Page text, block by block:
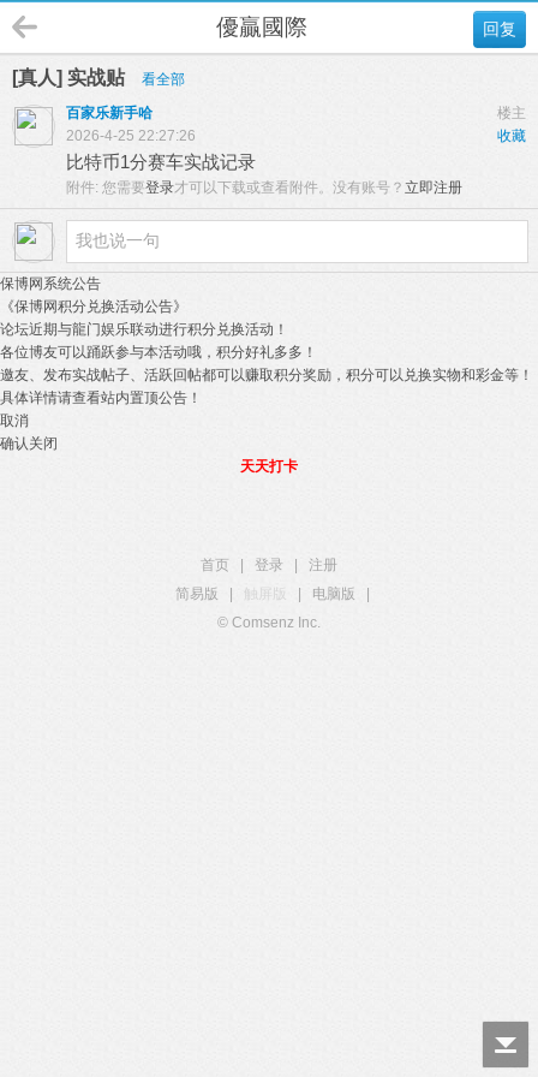
回复
優贏國際
[真人] 实战贴
看全部
楼主
百家乐新手哈
收藏
2026-4-25 22:27:26
比特币1分赛车实战记录
附件: 您需要登录才可以下载或查看附件。没有账号？ 立即注册
保博网系统公告
《保博网积分兑换活动公告》
论坛近期与龍门娱乐联动进行积分兑换活动！
各位博友可以踊跃参与本活动哦，积分好礼多多！
邀友、发布实战帖子、活跃回帖都可以赚取积分奖励，积分可以兑换实物和彩金等！
具体详情请查看站内置顶公告！
取消
确认关闭
天天打卡
首页 登录
注册
简易版
触屏版 电脑版
© Comsenz Inc.